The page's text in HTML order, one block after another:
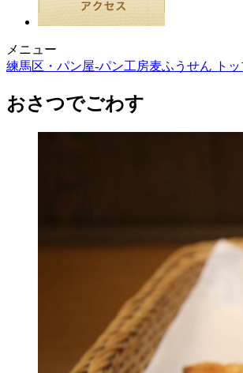
メニュー
練馬区・パン屋-パン工房麦ふうせん トッ
おさつでごわす